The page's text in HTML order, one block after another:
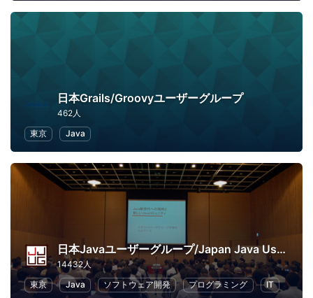
日本Grails/Groovyユーザーグループ
462人
東京
Java
日本Javaユーザーグループ/Japan Java User Group
14432人
東京
Java ソフトウェア開発 プログラミング IT